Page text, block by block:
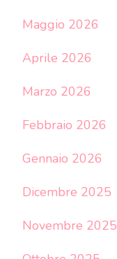
Maggio 2026
Aprile 2026
Marzo 2026
Febbraio 2026
Gennaio 2026
Dicembre 2025
Novembre 2025